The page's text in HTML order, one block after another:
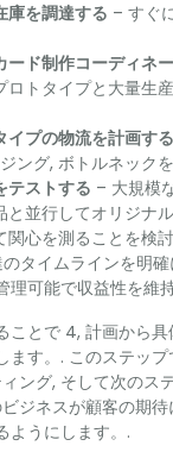
庫を調達する – すぐ
ード制作コーディネ
ロトタイプと大量生
イプの物流を計画する
ング, ボトルネック
テストする – 大規模
と並行してオリジナ
関心を測ることを検
タイムラインを明
理可能で収益性を維
ことで 4, 計画から
ます。. このステッ
ング, そして次のス
ジネスが顧客の期
ようにします。.